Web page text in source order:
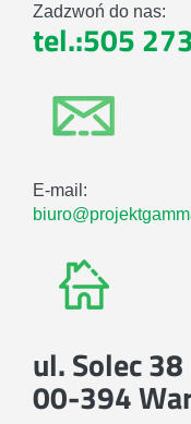
Zadzwoń do nas:
tel.:505
E-mail:
ul. Solec
00-394